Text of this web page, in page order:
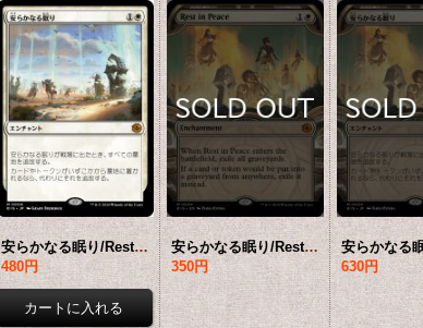
安らかなる眠り/Rest in Peace 【日本語版】 [BIG-白MR]
480円
安らかなる眠り/Rest in Peace (ショーケース版) 【英語版】 [BIG-白MR]
350円
630円